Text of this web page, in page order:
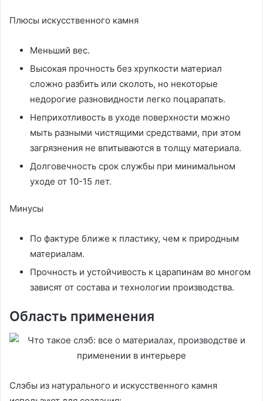
Плюсы искусственного камня
Меньший вес.
Высокая прочность без хрупкости материал
сложно разбить или сколоть, но некоторые
недорогие разновидности легко поцарапать.
Неприхотливость в уходе поверхности можно
мыть разными чистящими средствами, при этом
загрязнения не впитываются в толщу материала.
Долговечность срок службы при минимальном
уходе от 10-15 лет.
Минусы
По фактуре ближе к пластику, чем к природным
материалам.
Прочность и устойчивость к царапинам во многом
зависят от состава и технологии производства.
Область применения
Слэбы из натурального и искусственного камня